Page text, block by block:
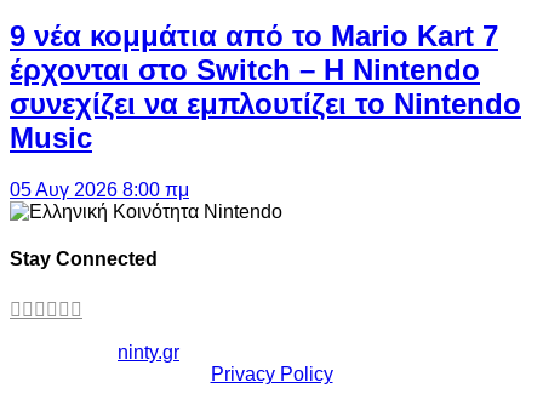
9 νέα κομμάτια από το Mario Kart 7
έρχονται στο Switch – Η Nintendo
συνεχίζει να εμπλουτίζει το Nintendo
Music
05 Αυγ 2026 8:00 πμ
Stay Connected
ninty.gr
Privacy Policy